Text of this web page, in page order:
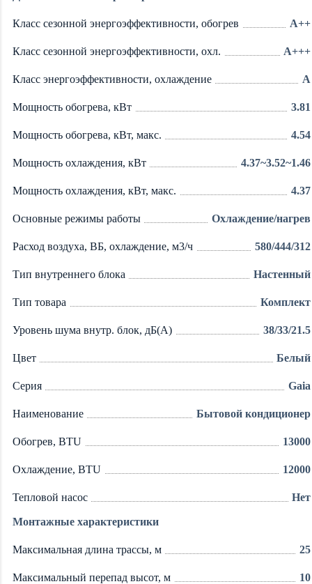
Класс сезонной энергоэффективности, обогрев A++
Класс сезонной энергоэффективности, охл. A+++
Класс энергоэффективности, охлаждение A
Мощность обогрева, кВт 3.81
Мощность обогрева, кВт, макс. 4.54
Мощность охлаждения, кВт 4.37~3.52~1.46
Мощность охлаждения, кВт, макс. 4.37
Основные режимы работы Охлаждение/нагрев
Расход воздуха, ВБ, охлаждение, м3/ч 580/444/312
Тип внутреннего блока Настенный
Тип товара Комплект
Уровень шума внутр. блок, дБ(А) 38/33/21.5
Цвет Белый
Серия Gaia
Наименование Бытовой кондиционер
Обогрев, BTU 13000
Охлаждение, BTU 12000
Тепловой насос Нет
Монтажные характеристики
Максимальная длина трассы, м 25
Максимальный перепад высот, м 10